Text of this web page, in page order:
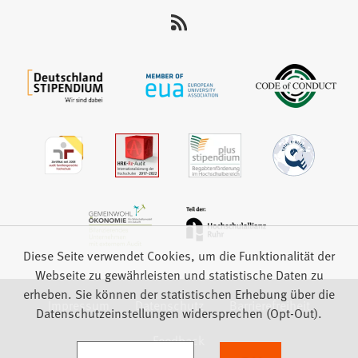
Impressum Datenschutz
Barrierefreiheit
Feedback
Diese Seite verwendet Cookies, um die Funktionalität der
Webseite zu gewährleisten und statistische Daten zu
erheben. Sie können der statistischen Erhebung über die
Datenschutzeinstellungen widersprechen (Opt-Out).